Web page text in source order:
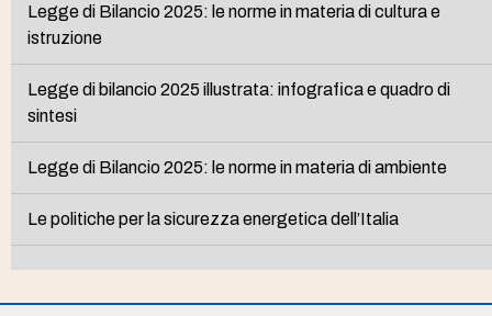
Legge di Bilancio 2025: le norme in materia di cultura e
istruzione
Legge di bilancio 2025 illustrata: infografica e quadro di
sintesi
Legge di Bilancio 2025: le norme in materia di ambiente
Le politiche per la sicurezza energetica dell’Italia